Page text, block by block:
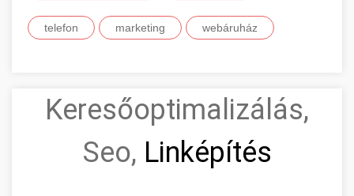
telefon marketing webáruház
Keresőoptimalizálás,
Seo, Linképítés